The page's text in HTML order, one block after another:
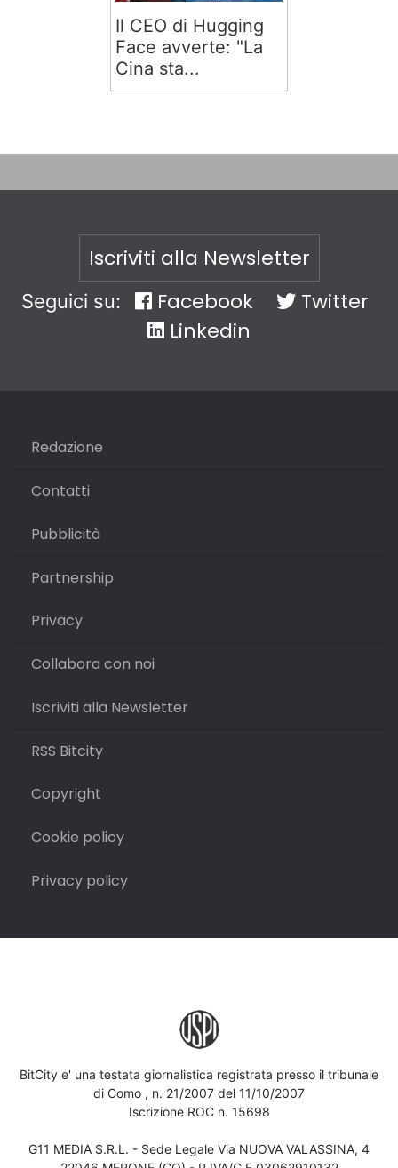
Il CEO di Hugging
Face avverte: "La
Cina sta...
Iscriviti alla Newsletter
Seguici su: Facebook
Twitter
Linkedin
Redazione
Contatti
Pubblicità
Partnership
Privacy
Collabora con noi
Iscriviti alla Newsletter
RSS Bitcity
Copyright
Cookie policy
Privacy policy
BitCity e' una testata giornalistica registrata presso il tribunale
di Como , n. 21/2007 del 11/10/2007
Iscrizione ROC n. 15698
G11 MEDIA S.R.L. - Sede Legale Via NUOVA VALASSINA, 4